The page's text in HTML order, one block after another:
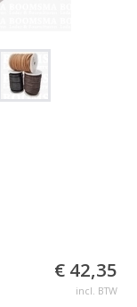
€ 42,35
incl. BTW